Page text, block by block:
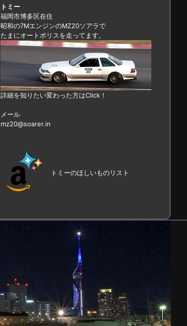
トミー
福岡市博多区在住
昭和の7MエンジンのMZ20ソアラで
たまにオートポリスを走ってます。
詳細を知りたい変わった方はClick！
メール
mz20@soarer.in
トミーのほしいものリスト